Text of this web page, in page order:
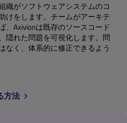
織がソフトウェアシステムのコ
けをします。チームがアーキテ
、Axivionは既存のソースコード
隠れた問題を可視化します。問
なく、体系的に修正できるよう
方法